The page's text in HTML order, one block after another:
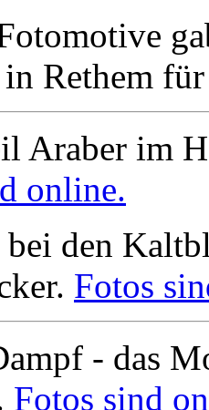
Rethem
Araber im
online.
den
Fotos
- das
Fotos sind